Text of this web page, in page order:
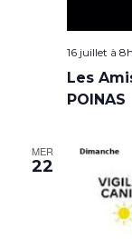
16 juillet à
Les
POINAS
MER
22